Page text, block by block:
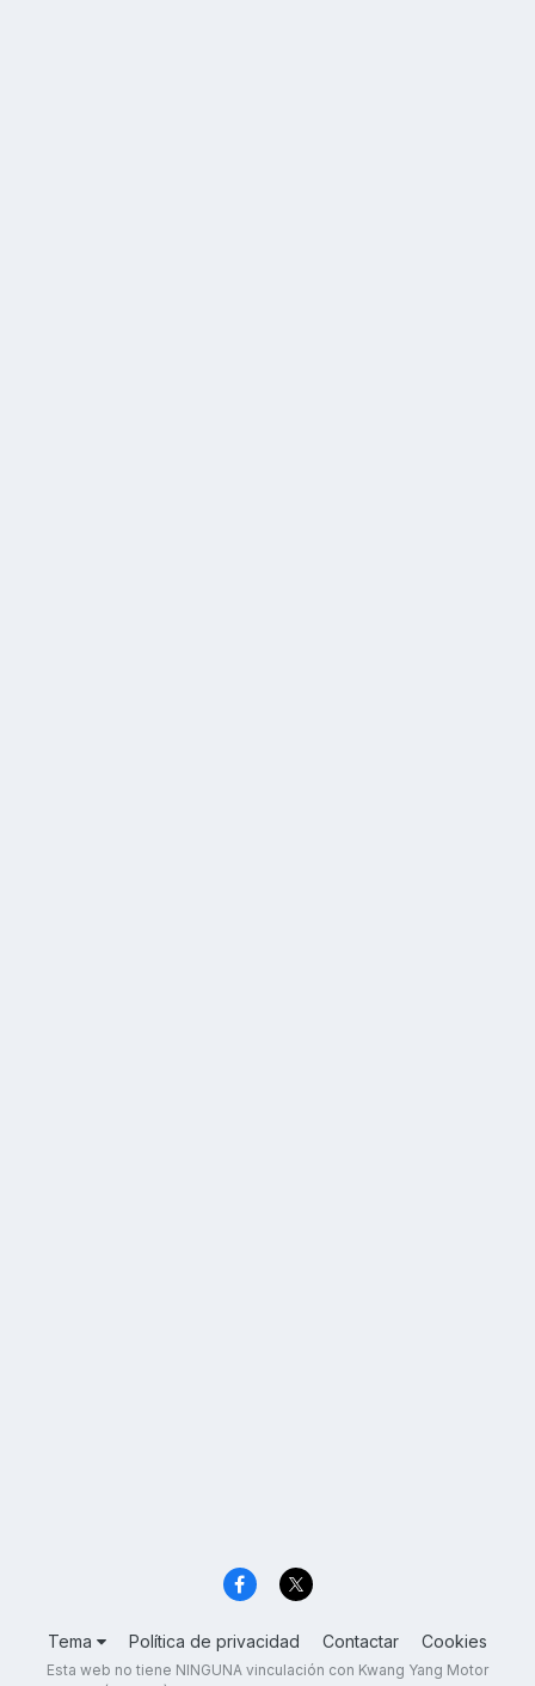
Tema Política de privacidad Contactar Cookies
Esta web no tiene NINGUNA vinculación con Kwang Yang Motor